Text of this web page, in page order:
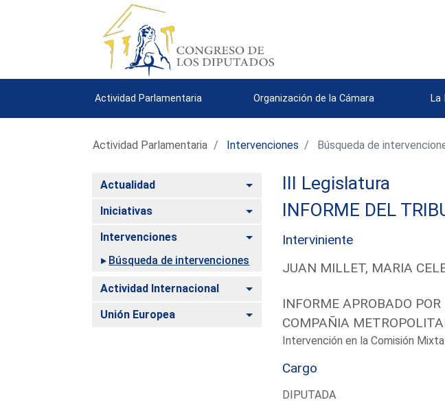
Actividad Parlamentaria Organización de la Cámara
Actividad Parlamentaria Intervenciones Búsqueda de
Actualidad Alternar
Iniciativas Alternar
Intervenciones
Alternar
Búsqueda de intervenciones
Actividad Internacional Alternar
Unión Europea Alternar
III Legislatura
INFORME DEL
Interviniente
JUAN MILLET, MARIA
INFORME APROBADO
COMPAÑIA
Intervención en la Comisión
Cargo
DIPUTADA